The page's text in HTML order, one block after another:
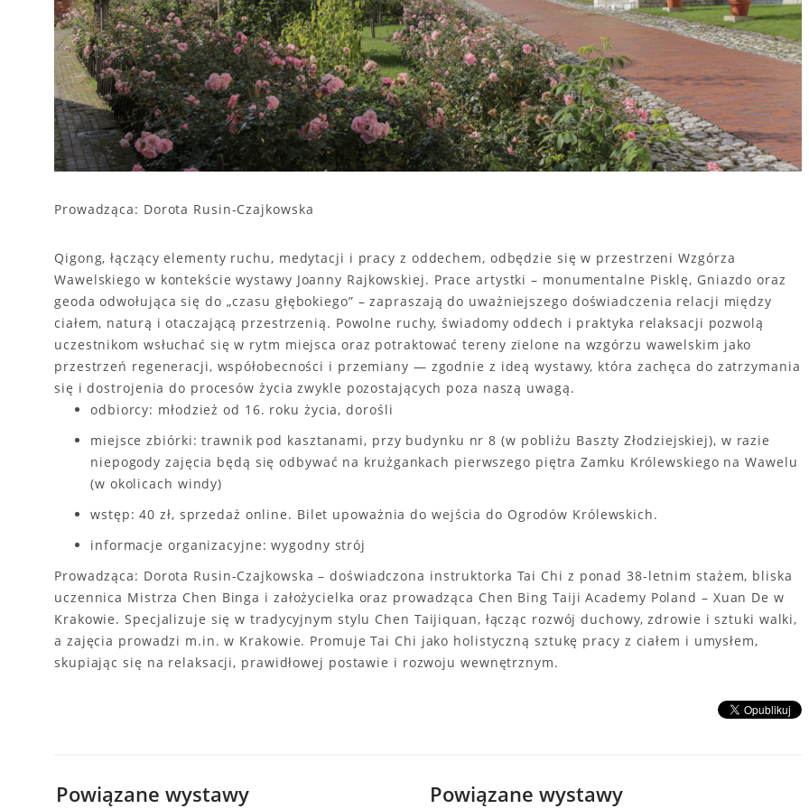
Prowadząca: Dorota Rusin-Czajkowska
Qigong, łączący elementy ruchu, medytacji i pracy z oddechem, odbędzie się w przestrzeni Wzgórza
Wawelskiego w kontekście wystawy Joanny Rajkowskiej. Prace artystki – monumentalne Pisklę, Gniazdo oraz
geoda odwołująca się do „czasu głębokiego” – zapraszają do uważniejszego doświadczenia relacji między
ciałem, naturą i otaczającą przestrzenią. Powolne ruchy, świadomy oddech i praktyka relaksacji pozwolą
uczestnikom wsłuchać się w rytm miejsca oraz potraktować tereny zielone na wzgórzu wawelskim jako
przestrzeń regeneracji, współobecności i przemiany — zgodnie z ideą wystawy, która zachęca do zatrzymania
się i dostrojenia do procesów życia zwykle pozostających poza naszą uwagą.
odbiorcy: młodzież od 16. roku życia, dorośli
miejsce zbiórki: trawnik pod kasztanami, przy budynku nr 8 (w pobliżu Baszty Złodziejskiej), w razie
niepogody zajęcia będą się odbywać na krużgankach pierwszego piętra Zamku Królewskiego na Wawelu
(w okolicach windy)
wstęp: 40 zł, sprzedaż online. Bilet upoważnia do wejścia do Ogrodów Królewskich.
informacje organizacyjne: wygodny strój
Prowadząca: Dorota Rusin-Czajkowska – doświadczona instruktorka Tai Chi z ponad 38-letnim stażem, bliska
uczennica Mistrza Chen Binga i założycielka oraz prowadząca Chen Bing Taiji Academy Poland – Xuan De w
Krakowie. Specjalizuje się w tradycyjnym stylu Chen Taijiquan, łącząc rozwój duchowy, zdrowie i sztuki walki,
a zajęcia prowadzi m.in. w Krakowie. Promuje Tai Chi jako holistyczną sztukę pracy z ciałem i umysłem,
skupiając się na relaksacji, prawidłowej postawie i rozwoju wewnętrznym.
Powiązane wystawy Powiązane wystawy